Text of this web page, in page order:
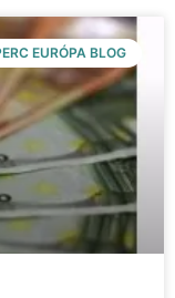
EURÓPA BLOG